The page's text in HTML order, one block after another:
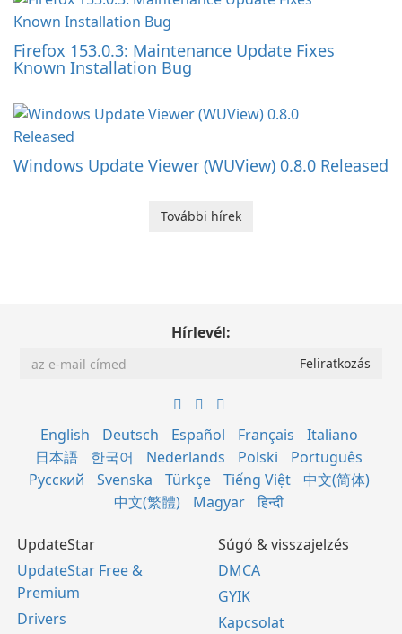
Firefox 153.0.3: Maintenance Update Fixes
Known Installation Bug
Windows Update Viewer (WUView) 0.8.0 Released
További hírek
Hírlevél:
English Deutsch Español Français
Italiano
日本語
한국어 Nederlands Polski
Português
Русский
Svenska Türkçe Tiếng Việt
中文(简体)
中文(繁體)
Magyar हिन्दी
UpdateStar
UpdateStar Free &
Premium
Drivers
Súgó & visszajelzés
DMCA
GYIK
Kapcsolat